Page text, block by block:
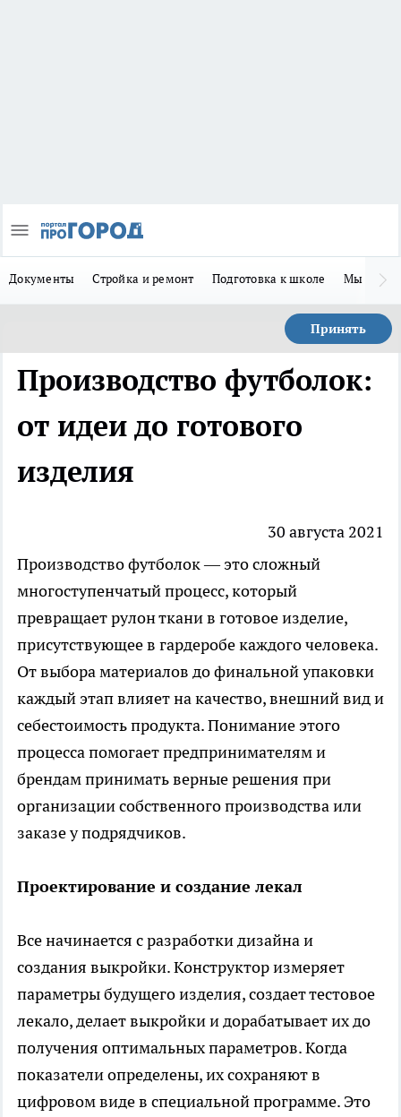
Документы Стройка и ремонт Подготовка к школе Мы в MAX
Принять
Производство футболок:
от идеи до готового
изделия
30 августа 2021
Производствофутболок— это сложный
многоступенчатый процесс, который
превращает рулон ткани в готовое изделие,
присутствующее в гардеробе каждого человека.
От выбора материалов до финальной упаковки
каждый этап влияет на качество, внешний вид и
себестоимость продукта. Понимание этого
процесса помогает предпринимателям и
брендам принимать верные решения при
организации собственного производства или
заказе у подрядчиков.
Проектирование и создание лекал
Все начинается с разработки дизайна и
создания выкройки. Конструктор измеряет
параметры будущего изделия, создает тестовое
лекало, делает выкройки и дорабатывает их до
получения оптимальных параметров. Когда
показатели определены, их сохраняют в
цифровом виде в специальной программе. Это